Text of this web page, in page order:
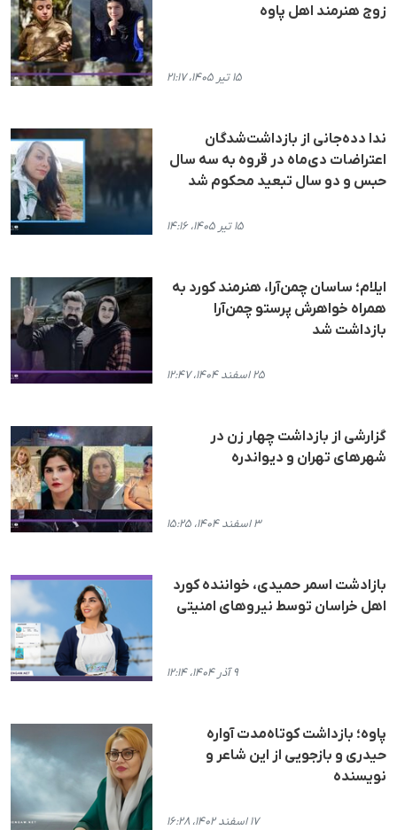
زوج هنرمند اهل پاوە
۱۵ تیر ۱۴۰۵، ۲۱:۱۷
ندا دده‌جانی از بازداشت‌شدگان
اعتراضات دی‌ماه در قروه به سه سال
حبس و دو سال تبعید محکوم شد
۱۵ تیر ۱۴۰۵، ۱۴:۱۶
ایلام؛ ساسان چمن‌آرا، هنرمند کورد به
همراه خواهرش پرستو چمن‌آرا
بازداشت شد
۲۵ اسفند ۱۴۰۴، ۱۲:۴۷
گزارشی از بازداشت چهار زن در
شهرهای تهران و دیواندره
۳ اسفند ۱۴۰۴، ۱۵:۲۵
بازادشت اسمر حمیدی، خواننده کورد
اهل خراسان توسط نیروهای امنیتی
۹ آذر ۱۴۰۴، ۱۲:۱۴
پاوه؛ بازداشت کوتاه‌مدت آواره
حیدری و بازجویی از این شاعر و
نویسنده
۱۷ اسفند ۱۴۰۲، ۱۶:۲۸